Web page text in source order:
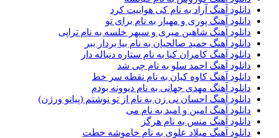
دانلود آهنگ آراد به نام کی هواییت کرد
دانلود آهنگ پوری و مهیار به نام برای تو
دانلود آهنگ شاهین میری و سپهر خلسه به نام تراپی
دانلود آهنگ حمید صالحیان به نام بیا بردار ببر
دانلود آهنگ کامران کیا به نام ستاره دنباله دار
دانلود آهنگ احمد سلو به نام چی شد
دانلود آهنگ کاوه کیان به نام نقطه سر خط
دانلود آهنگ مهدی جهانی به نام دیوونه بودم
دانلود آهنگ احسان نی زن به نام از تو نوشتم (پیانو ورژن)
دانلود آهنگ امین و امید به نام می
دانلود آهنگ منس به نام هرگز
دانلود آهنگ میلاد علوی به نام خاموشه خطت